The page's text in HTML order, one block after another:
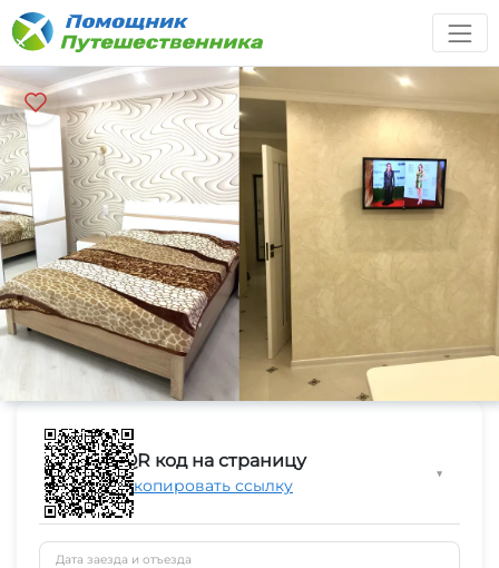
QR код на страницу
Скопировать ссылку
▼
Дата заезда и отъезда